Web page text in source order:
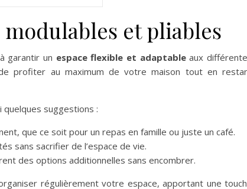
et pliables
garantir un espace flexible et adaptableaux
profiter au maximum de votre maison tout en
quelques suggestions :
que ce soit pour un repas en famille ou juste un café.
sans sacrifier de l’espace de vie.
des options additionnelles sans encombrer.
régulièrement votre espace, apportant une